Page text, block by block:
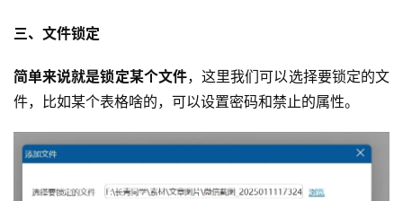
三、文件锁定
简单来说就是锁定某个文件，这里我们可以选择要锁定的文
件，比如某个表格啥的，可以设置密码和禁止的属性。